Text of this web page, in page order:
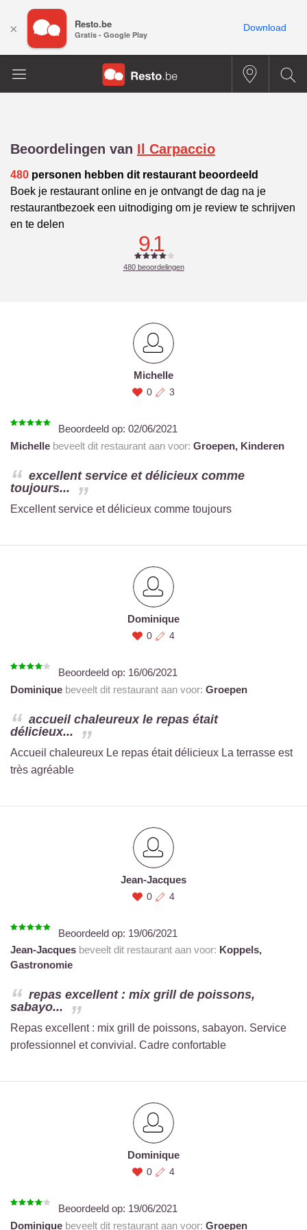
Beoordelingen van Il Carpaccio
480 personen hebben dit restaurant beoordeeld
Boek je restaurant online en je ontvangt de dag na je
restaurantbezoek een uitnodiging om je review te schrijven
en te delen
9.1
480beoordelingen
Michelle
0 3
Beoordeeld op: 02/06/2021
Michelle beveelt dit restaurant aan voor: Groepen, Kinderen
excellent service et délicieux comme
toujours...
Excellent service et délicieux comme toujours
Dominique
0 4
Beoordeeld op: 16/06/2021
Dominique beveelt dit restaurant aan voor: Groepen
accueil chaleureux le repas était
délicieux...
Accueil chaleureux Le repas était délicieux La terrasse est
très agréable
Jean-Jacques
0 4
Beoordeeld op: 19/06/2021
Jean-Jacques beveelt dit restaurant aan voor: Koppels,
Gastronomie
repas excellent : mix grill de poissons,
sabayo...
Repas excellent : mix grill de poissons, sabayon. Service
professionnel et convivial. Cadre confortable
Dominique
0 4
Beoordeeld op: 19/06/2021
Dominique beveelt dit restaurant aan voor: Groepen
× Resto.be
Gratis - Google Play
Download